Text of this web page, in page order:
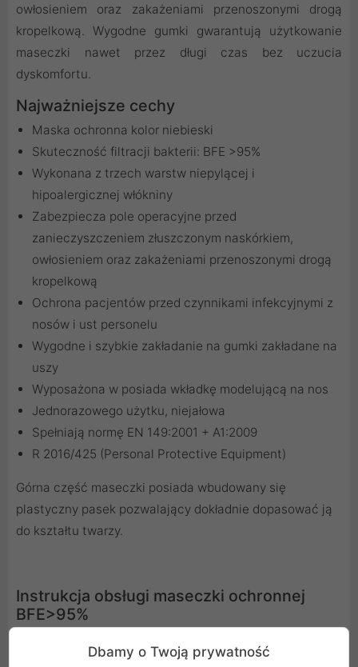
owłosieniem oraz zakażeniami przenoszonymi drogą
kropelkową. Wygodne gumki gwarantują użytkowanie
maseczki nawet przez długi czas bez uczucia
dyskomfortu.
Najważniejsze cechy
Maska ochronna kolor niebieski
Skuteczność filtracji bakterii: BFE >95%
Wykonana z trzech warstw niepylącej i
hipoalergicznej włókniny
Zabezpiecza pole operacyjne przed
zanieczyszczeniem złuszczonym naskórkiem,
owłosieniem oraz zakażeniami przenoszonymi drogą
kropelkową
Ochrona pacjentów przed czynnikami infekcyjnymi z
nosów i ust personelu
Wygodne i szybkie zakładanie na gumki zakładane na
uszy
Wyposażona w posiada wkładkę modelującą na nos
Jednorazowego użytku, niejałowa
Spełniają normę EN 149:2001 + A1:2009
R 2016/425 (Personal Protective Equipment)
Górna część maseczki posiada wbudowany się
plastyczny pasek pozwalający dokładnie dopasować ją
do kształtu twarzy.
Instrukcja obsługi maseczki ochronnej
BFE>95%
To jest 3 warstwowa maseczka ochronna. Jest to
Dbamy o Twoją prywatność